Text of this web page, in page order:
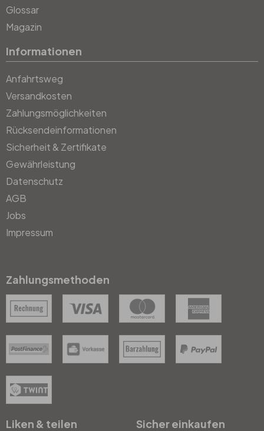
Glossar
Magazin
Informationen
Anfahrtsweg
Versandkosten
Zahlungsmöglichkeiten
Rücksendeinformationen
Sicherheit & Zertifikate
Gewährleistung
Datenschutz
AGB
Jobs
Impressum
Zahlungsmethoden
Liken & teilen Sicher einkaufen